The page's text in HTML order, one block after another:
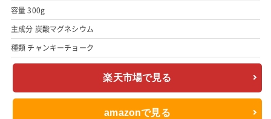
容量 300g
主成分 炭酸マグネシウム
種類 チャンキーチョーク
楽天市場で見る
amazonで見る